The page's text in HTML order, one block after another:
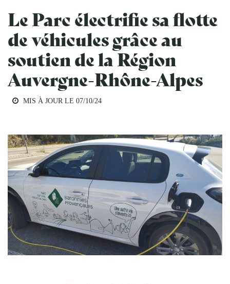
Le Parc électrifie sa flotte
de véhicules grâce au
soutien de la Région
Auvergne-Rhône-Alpes
MIS À JOUR LE 07/10/24